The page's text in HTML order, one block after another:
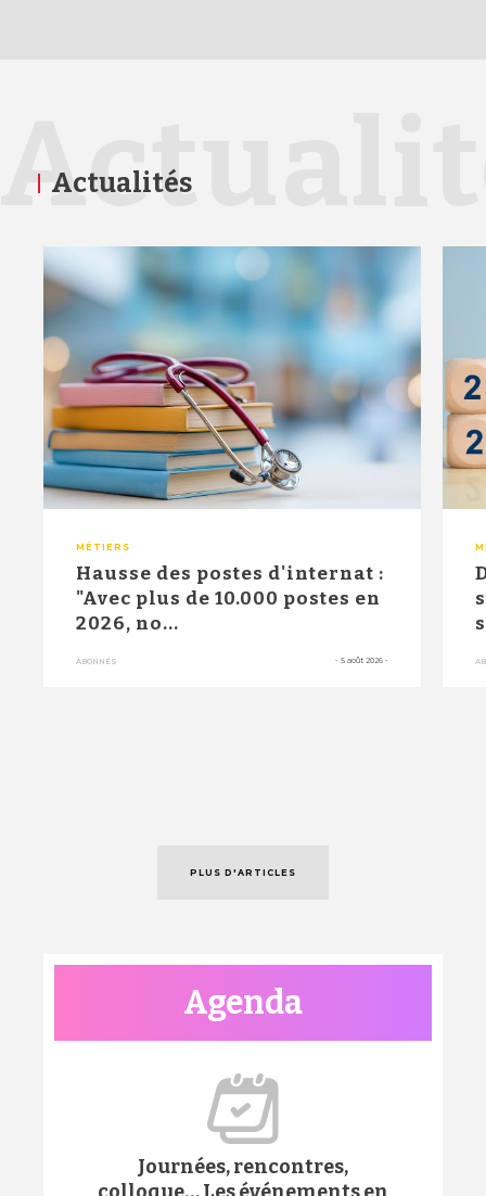
Actualités
MÉTIERS
Hausse des postes d'internat :
"Avec plus de 10.000 postes en
2026, no...
ABONNÉS - 5 août 2026 -
PLUS D'ARTICLES
Agenda
Journées, rencontres,